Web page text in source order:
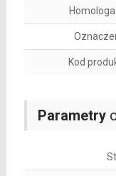
Parametry
Kod